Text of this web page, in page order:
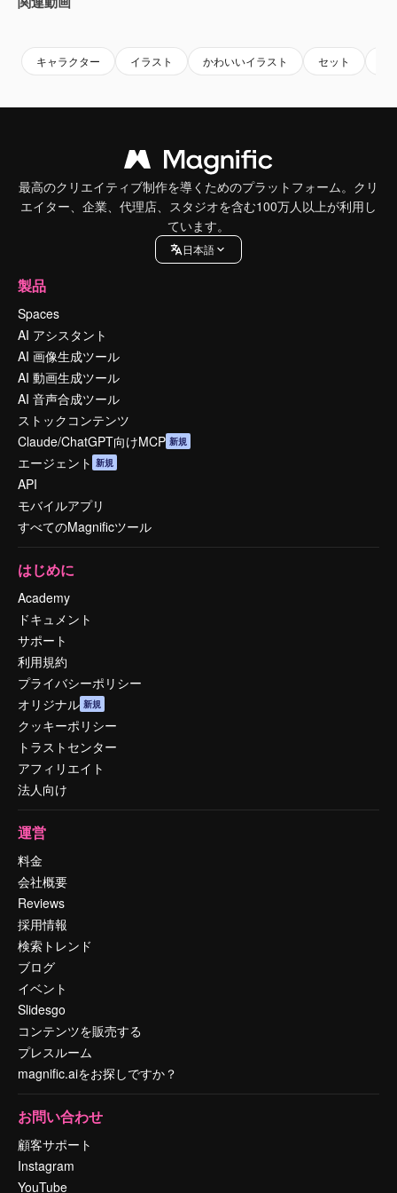
キャラクター イラスト かわいいイラスト セット
最高のクリエイティブ制作を導くためのプラットフォーム。クリ
エイター、企業、代理店、スタジオを含む100万人以上が利用し
ています。
日本語
製品
Spaces
AI アシスタント
AI 画像生成ツール
AI 動画生成ツール
AI 音声合成ツール
ストックコンテンツ
Claude/ChatGPT向けMCP 新規
エージェント 新規
API
モバイルアプリ
すべてのMagnificツール
はじめに
Academy
ドキュメント
サポート
利用規約
プライバシーポリシー
オリジナル 新規
クッキーポリシー
トラストセンター
アフィリエイト
法人向け
運営
料金
会社概要
Reviews
採用情報
検索トレンド
ブログ
イベント
Slidesgo
コンテンツを販売する
プレスルーム
magnific.aiをお探しですか？
お問い合わせ
顧客サポート
Instagram
YouTube